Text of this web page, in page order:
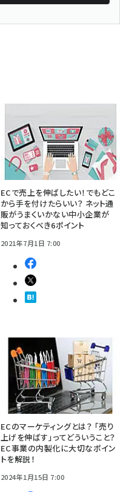
ECで売上を伸ばしたい！でもどこ
から手を付けたらいい？ ネット通
販がうまくいかない中小企業が
知っておくべき6ポイント
2021年7月1日 7:00
ECのマーケティングとは？ 「売り
上げを伸ばす」ってどういうこと？
EC事業の内製化に大切なポイン
トを解説！
2024年1月15日 7:00